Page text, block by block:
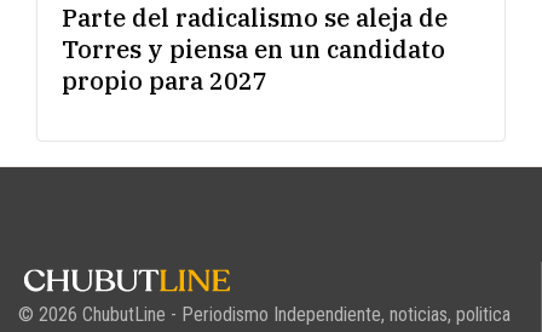
Parte del radicalismo se aleja de
Torres y piensa en un candidato
propio para 2027
© 2026 ChubutLine - Periodismo Independiente, noticias, politica